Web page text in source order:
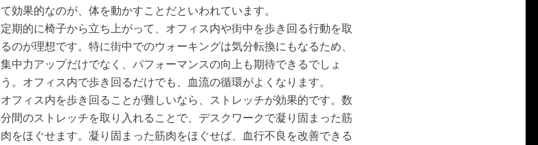
て効果的なのが、体を動かすことだといわれています。
定期的に椅子から立ち上がって、オフィス内や街中を歩き回る行動を取
るのが理想です。特に街中でのウォーキングは気分転換にもなるため、
集中力アップだけでなく、パフォーマンスの向上も期待できるでしょ
う。オフィス内で歩き回るだけでも、血流の循環がよくなります。
オフィス内を歩き回ることが難しいなら、ストレッチが効果的です。数
分間のストレッチを取り入れることで、デスクワークで凝り固まった筋
肉をほぐせます。凝り固まった筋肉をほぐせば、血行不良を改善できる